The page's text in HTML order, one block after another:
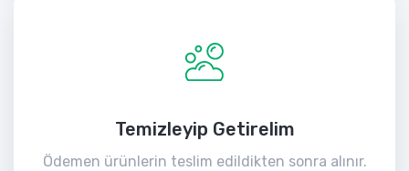
Temizleyip Getirelim
Ödemen ürünlerin teslim edildikten sonra alınır.